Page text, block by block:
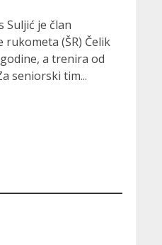
Suljić je član
(ŠR) Čelik
a trenira od
seniorski tim...